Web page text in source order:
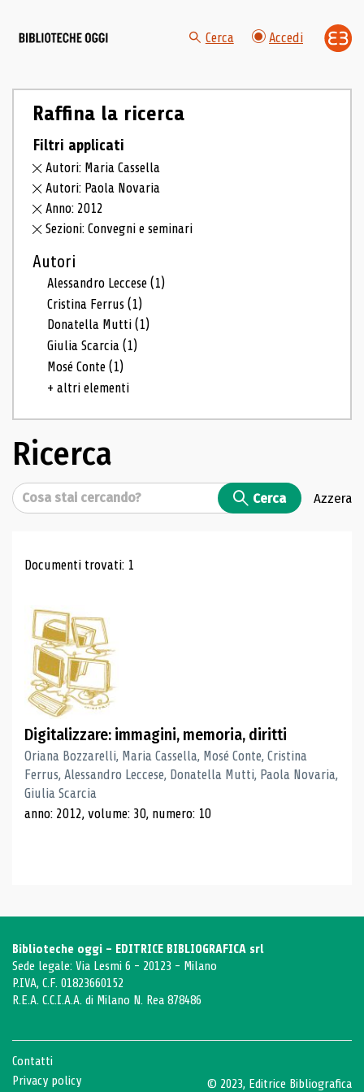
Cerca Accedi
Raffina la ricerca
Filtri applicati
Autori: Maria Cassella
Autori: Paola Novaria
Anno: 2012
Sezioni: Convegni e seminari
Autori
Alessandro Leccese(1)
Cristina Ferrus(1)
Donatella Mutti(1)
Giulia Scarcia(1)
Mosé Conte(1)
+ altri elementi
Ricerca
Cerca Cerca Azzera
Risultati di ricerca
Documenti trovati: 1
Digitalizzare: immagini, memoria, diritti
Oriana Bozzarelli, Maria Cassella, Mosé Conte, Cristina
Ferrus, Alessandro Leccese, Donatella Mutti, Paola Novaria,
Giulia Scarcia
anno: 2012, volume: 30, numero: 10
Biblioteche oggi - EDITRICE BIBLIOGRAFICA srl
Sede legale: Via Lesmi 6 - 20123 - Milano
P.IVA, C.F. 01823660152
R.E.A. C.C.I.A.A. di Milano N. Rea 878486
Contatti
Privacy policy
© 2023, Editrice Bibliografica